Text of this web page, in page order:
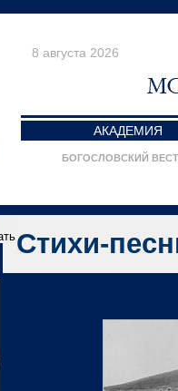
8 августа 2026
АКАДЕМИЯ
БОГОСЛОВСКИЙ
Стихи-